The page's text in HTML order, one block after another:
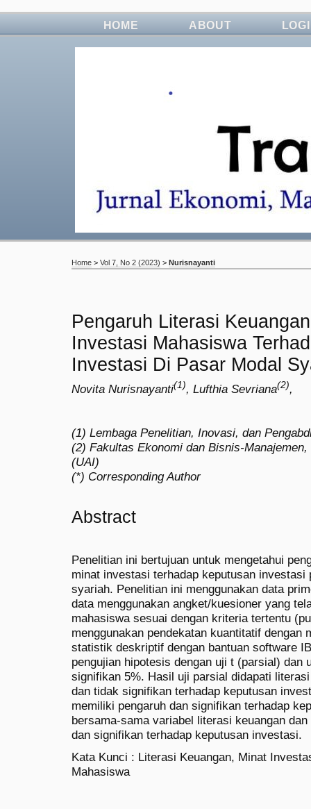
HOME ABOUT
Home > Vol 7, No 2 (2023) > Nurisnayanti
Pengaruh Literasi
Investasi Mahasiswa
Investasi Di Pasar Modal
Novita Nurisnayanti(1), Lufthia Sevriana(2),
(1) Lembaga Penelitian, Inovasi, dan
(2) Fakultas Ekonomi dan Bisnis-
(UAI)
(*) Corresponding Author
Abstract
Penelitian ini bertujuan untuk mengetahui
minat investasi terhadap keputusan
syariah. Penelitian ini menggunakan data
data menggunakan angket/kuesioner yang
mahasiswa sesuai dengan kriteria tertentu
menggunakan pendekatan kuantitatif dengan
statistik deskriptif dengan bantuan software
pengujian hipotesis dengan uji t (parsial) dan
signifikan 5%. Hasil uji parsial didapati
dan tidak signifikan terhadap keputusan
memiliki pengaruh dan signifikan terhadap
bersama-sama variabel literasi keuangan
dan signifikan terhadap keputusan investasi.
Kata Kunci : Literasi Keuangan, Minat
Mahasiswa